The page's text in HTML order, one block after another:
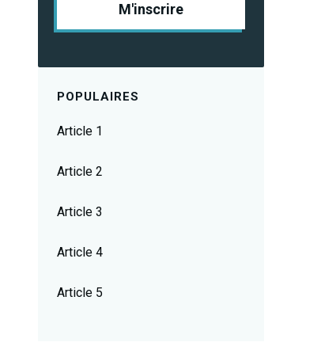
M'inscrire
POPULAIRES
Article 1
Article 2
Article 3
Article 4
Article 5